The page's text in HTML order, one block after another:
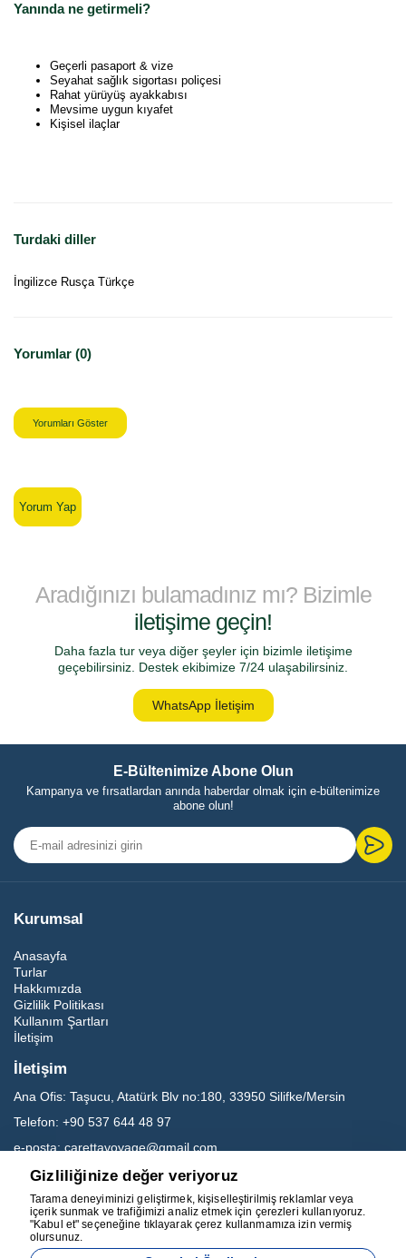
Yanında ne getirmeli?
Geçerli pasaport & vize
Seyahat sağlık sigortası poliçesi
Rahat yürüyüş ayakkabısı
Mevsime uygun kıyafet
Kişisel ilaçlar
Turdaki diller
İngilizce Rusça Türkçe
Yorumlar (0)
Yorumları Göster
Yorum Yap
Aradığınızı bulamadınız mı? Bizimle
iletişime geçin!
Daha fazla tur veya diğer şeyler için bizimle iletişime
geçebilirsiniz. Destek ekibimize 7/24 ulaşabilirsiniz.
WhatsApp İletişim
E-Bültenimize Abone Olun
Kampanya ve fırsatlardan anında haberdar olmak için e-bültenimize
abone olun!
Kurumsal
Anasayfa
Turlar
Hakkımızda
Gizlilik Politikası
Kullanım Şartları
İletişim
İletişim
Ana Ofis: Taşucu, Atatürk Blv no:180, 33950 Silifke/Mersin
Telefon: +90 537 644 48 97
e-posta: carettavoyage@gmail.com
Sosyal Medya
Gizliliğinize değer veriyoruz
Tarama deneyiminizi geliştirmek, kişiselleştirilmiş reklamlar veya
içerik sunmak ve trafiğimizi analiz etmek için çerezleri kullanıyoruz.
"Kabul et" seçeneğine tıklayarak çerez kullanmamıza izin vermiş
olursunuz.